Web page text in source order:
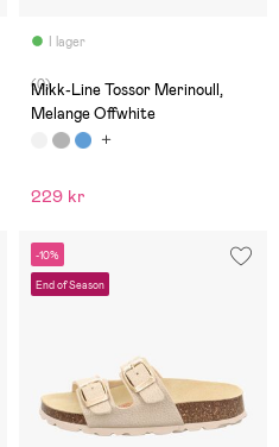
I lager
(0)
Mikk-Line Tossor Merinoull,
Melange Offwhite
229 kr
-10%
End of Season